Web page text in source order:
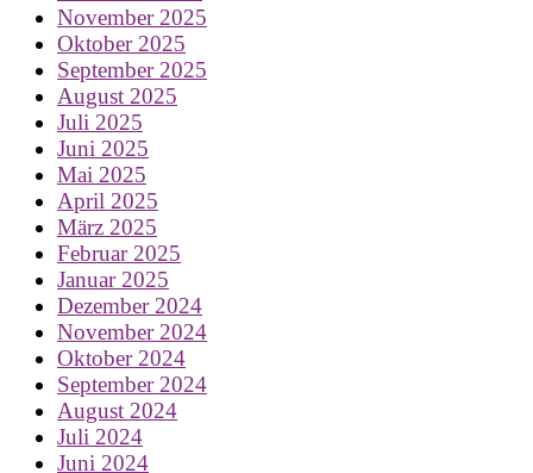
November 2025
Oktober 2025
September 2025
August 2025
Juli 2025
Juni 2025
Mai 2025
April 2025
März 2025
Februar 2025
Januar 2025
Dezember 2024
November 2024
Oktober 2024
September 2024
August 2024
Juli 2024
Juni 2024